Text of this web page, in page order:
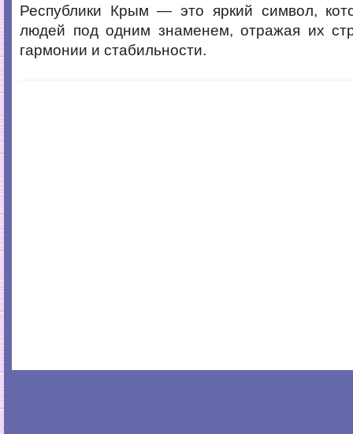
Республики Крым — это яркий символ,
людей под одним знаменем, отражая их
гармонии и стабильности.